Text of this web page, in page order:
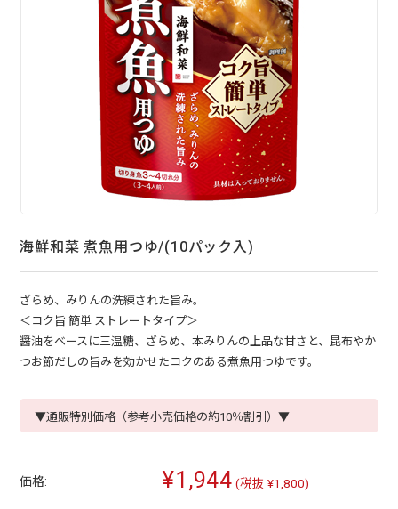
海鮮和菜 煮魚用つゆ/(10パック入)
ざらめ、みりんの洗練された旨み。
＜コク旨 簡単 ストレートタイプ＞
醤油をベースに三温糖、ざらめ、本みりんの上品な甘さと、昆布やか
つお節だしの旨みを効かせたコクのある煮魚用つゆです。
▼通販特別価格（参考小売価格の約10％割引）▼
価格: ¥1,944 (税抜 ¥1,800)